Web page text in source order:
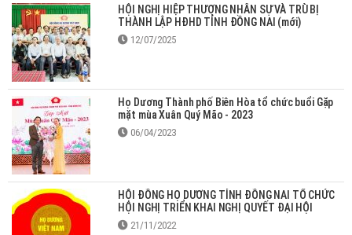
HỘI NGHỊ HIỆP THƯƠNG NHÂN SỰ VÀ TRÙ BỊ
THÀNH LẬP HĐHD TỈNH ĐỒNG NAI (mới)
12/07/2025
Họ Dương Thành phố Biên Hòa tổ chức buổi Gặp
mặt mùa Xuân Quý Mão - 2023
06/04/2023
HỘI ĐỒNG HỌ DƯƠNG TỈNH ĐỒNG NAI TỔ CHỨC
HỘI NGHỊ TRIỂN KHAI NGHỊ QUYẾT ĐẠI HỘI
21/11/2022